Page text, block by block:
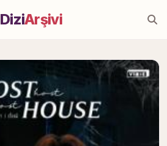
DiziArşivi